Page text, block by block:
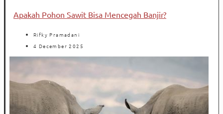
Apakah Pohon Sawit Bisa Mencegah Banjir?
Rifky Pramadani
4 December 2025